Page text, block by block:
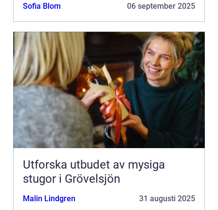
Sofia Blom 06 september 2025
Utforska utbudet av mysiga
stugor i Grövelsjön
Malin Lindgren 31 augusti 2025